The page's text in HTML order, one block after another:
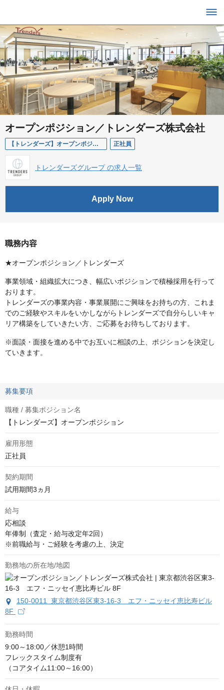
オープンポジション／トレンダーズ株式会社
【トレンダーズ】オープンポジション 正社員
トレンダーズグループ の求人一覧
Apply Now
職務内容
★オープンポジション／トレンダーズ
事業領域・組織拡大につき、幅広いポジションで積極採用を行って
おります。
トレンダーズの事業内容・事業展開にご興味をお持ちの方、これま
でのご経験やスキルをいかしながらトレンダーズで自分らしいキャ
リア構築をしていきたい方、ご応募をお待ちしております。
※面談・面接を進める中でお互いに相談の上、ポジションを決定し
ていきます。
募集要項
職種 / 募集ポジション名
【トレンダーズ】オープンポジション
雇用形態
正社員
契約期間
試用期間3ヵ月
給与
応相談
年俸制（査定・給与改定年2回）
※前職給与・ご経験を考慮の上、決定
勤務地の所在地/地図
150-0011 東京都渋谷区東3-16-3 エフ・ニッセイ恵比寿ビル
8F
勤務時間
9:00～18:00／休憩1時間
フレックスタイム制度有
（コアタイム11:00～16:00）